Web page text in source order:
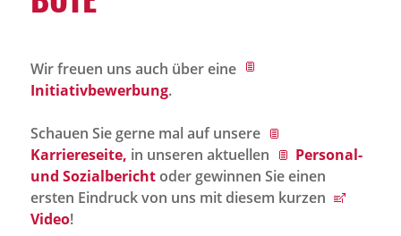
Historie
bbw als Arbeitgeber
Jobportal
Presse und Medien
Wir freuen uns auch über eine
Initiativbewerbung.
Schauen Sie gerne mal auf unsere
Karriereseite, in unseren aktuellen
Personal-
und Sozialberichtoder gewinnen Sie einen
ersten Eindruck von uns mit diesem kurzen
Video!